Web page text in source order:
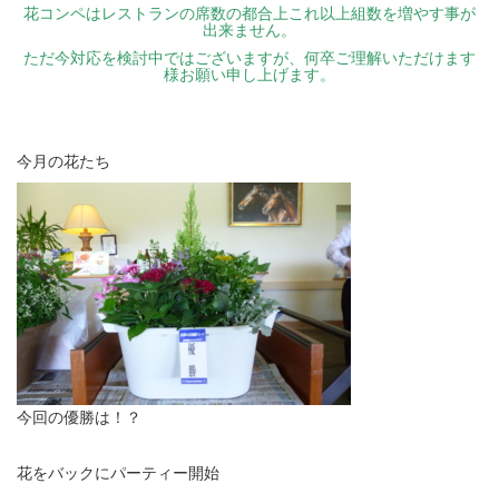
花コンペはレストランの席数の都合上これ以上組数を増やす事が
出来ません。
ただ今対応を検討中ではございますが、何卒ご理解いただけます
様お願い申し上げます。
今月の花たち
今回の優勝は！？
花をバックにパーティー開始